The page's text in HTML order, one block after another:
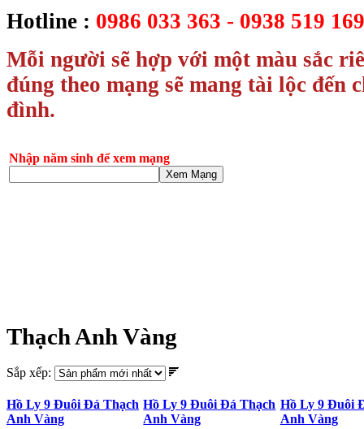
Hotline : 0986 033 363 - 0938 519
Mỗi người sẽ hợp với một màu sắc
đúng theo mạng sẽ mang tài lộc đến
đình.
Nhập năm sinh để xem mạng
Xem Mạng
Thạch Anh Vàng
Sắp xếp:
Hồ Ly 9 Đuôi Đá Thạch
Anh Vàng
Hồ Ly 9 Đuôi Đá Thạch
Anh Vàng
Hồ Ly 9 Đuôi
Anh Vàng